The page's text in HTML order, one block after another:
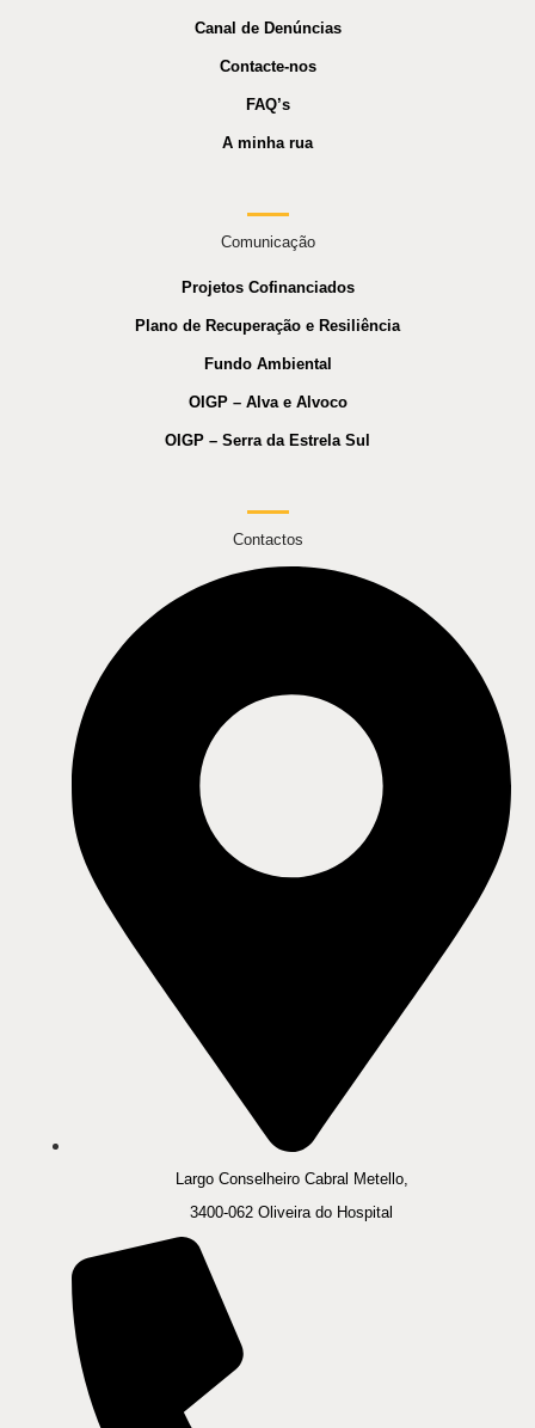
Canal de Denúncias
Contacte-nos
FAQ’s
A minha rua
Comunicação
Projetos Cofinanciados
Plano de Recuperação e Resiliência
Fundo Ambiental
OIGP – Alva e Alvoco
OIGP – Serra da Estrela Sul
Contactos
Largo Conselheiro Cabral Metello,
3400-062 Oliveira do Hospital